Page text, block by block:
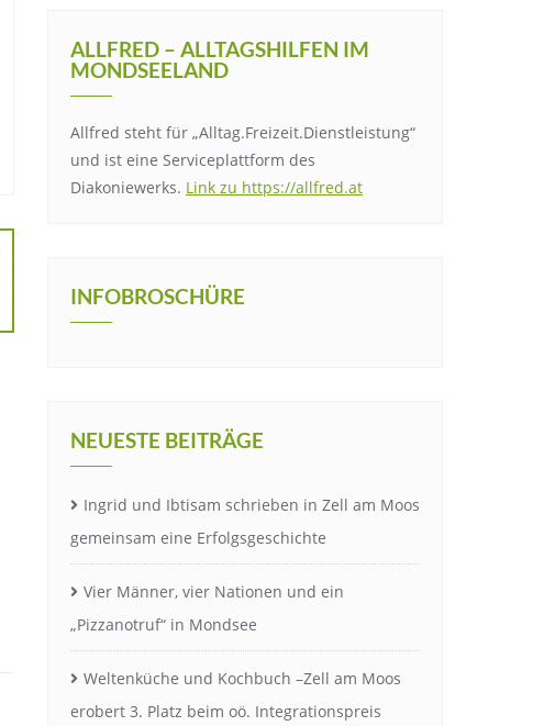
ALLFRED – ALLTAGSHILFEN IM
MONDSEELAND
Allfred steht für „Alltag.Freizeit.Dienstleistung“
und ist eine Serviceplattform des
Diakoniewerks. Link zu https://allfred.at
INFOBROSCHÜRE
NEUESTE BEITRÄGE
Ingrid und Ibtisam schrieben in Zell am Moos
gemeinsam eine Erfolgsgeschichte
Vier Männer, vier Nationen und ein
„Pizzanotruf“ in Mondsee
Weltenküche und Kochbuch –Zell am Moos
erobert 3. Platz beim oö. Integrationspreis